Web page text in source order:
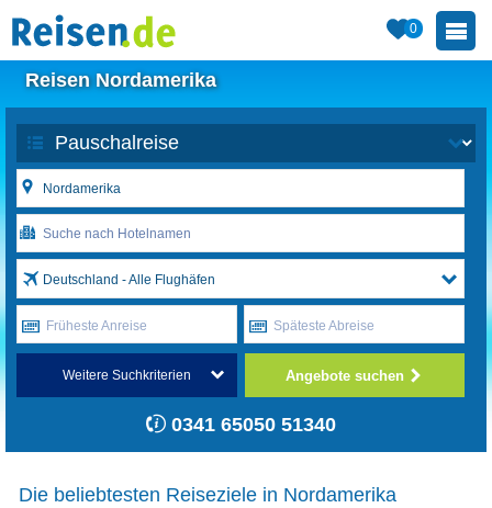
0
Reisen Nordamerika
Deutschland - Alle Flughäfen
Früheste Anreise Späteste Abreise
Weitere Suchkriterien Angebote suchen
0341 65050 51340
Die beliebtesten Reiseziele in Nordamerika